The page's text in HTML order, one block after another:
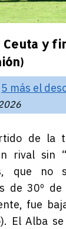
Ceuta y
5 más el
de la
rival sin
que no
de 30º
fue
El Alba